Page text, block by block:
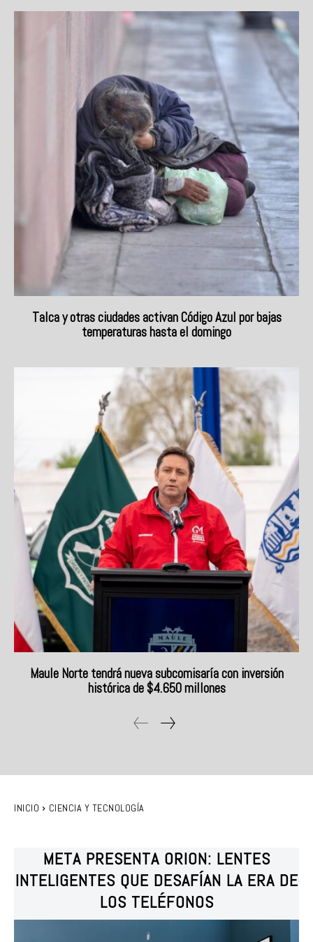
Talca y otras ciudades activan Código Azul por bajas
temperaturas hasta el domingo
Maule Norte tendrá nueva subcomisaría con inversión
histórica de $4.650 millones